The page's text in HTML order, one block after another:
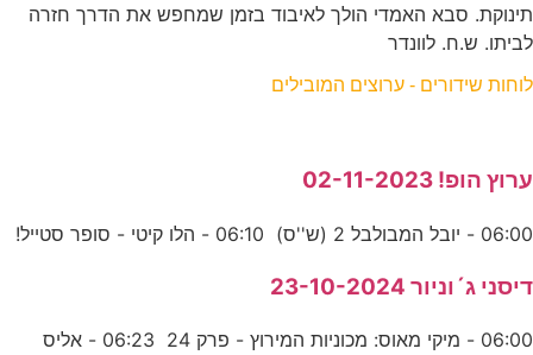
תינוקת. סבא האמדי הולך לאיבוד בזמן שמחפש את הדרך חזרה
לביתו. ש.ח. לוונדר
לוחות שידורים - ערוצים המובילים
ערוץ הופ! 02-11-2023
06:00 - יובל המבולבל 2 (ש''ס) 06:10 - הלו קיטי - סופר סטייל!
דיסני ג´וניור 23-10-2024
06:00 - מיקי מאוס: מכוניות המירוץ - פרק 24 06:23 - אליס